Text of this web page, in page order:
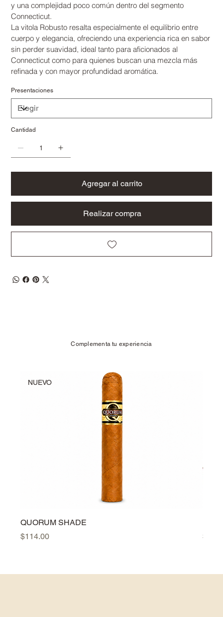
y una complejidad poco común dentro del segmento
Connecticut.
La vitola Robusto resalta especialmente el equilibrio entre
cuerpo y elegancia, ofreciendo una experiencia rica en sabor
sin perder suavidad, ideal tanto para aficionados al
Connecticut como para quienes buscan una mezcla más
refinada y con mayor profundidad aromática.
Presentaciones
Cantidad
Agregar al carrito
Realizar compra
Complementa tu experiencia
NUEVO
QUORUM SHADE
Precio
$114.00